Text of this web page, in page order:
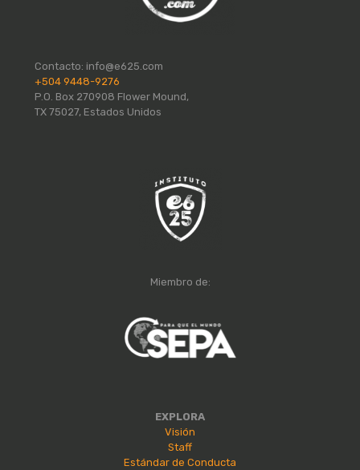
Contacto: info@e625.com
+504 9448-9276
P.O. Box 270908 Flower Mound,
TX 75027, Estados Unidos
Miembro de:
EXPLORA
Visión
Staff
Estándar de Conducta